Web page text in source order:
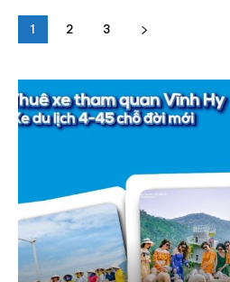
1 2 3